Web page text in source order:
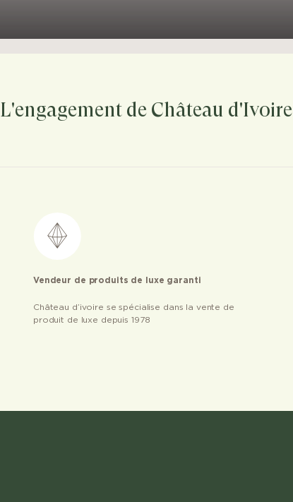
L'engagement de Château d'Ivoire
Vendeur de produits de luxe garanti
Château d’ivoire se spécialise dans la vente de
produit de luxe depuis 1978